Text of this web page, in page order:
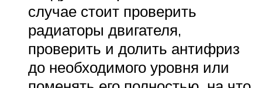
случае стоит проверить
радиаторы двигателя,
проверить и долить антифриз
до необходимого уровня или